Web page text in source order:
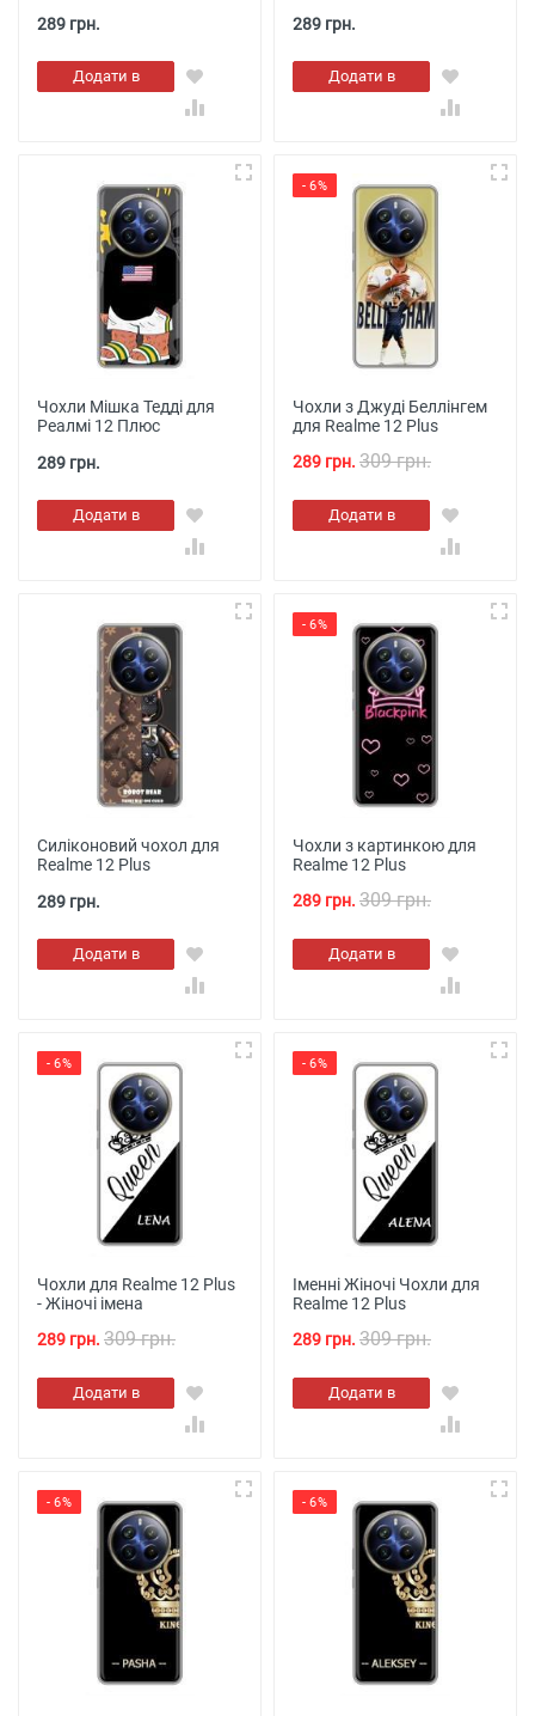
289 грн.
Додати в
кошик
289 грн.
Додати в
кошик
Чохли Мішка Тедді для
Реалмі 12 Плюс
289 грн.
Додати в
кошик
- 6%
Чохли з Джуді Беллінгем
для Realme 12 Plus
289 грн. 309 грн.
Додати в
кошик
Силіконовий чохол для
Realme 12 Plus
289 грн.
Додати в
кошик
- 6%
Чохли з картинкою для
Realme 12 Plus
289 грн. 309 грн.
Додати в
кошик
- 6%
Чохли для Realme 12 Plus
- Жіночі імена
289 грн. 309 грн.
Додати в
кошик
- 6%
Іменні Жіночі Чохли для
Realme 12 Plus
289 грн. 309 грн.
Додати в
кошик
- 6% - 6%